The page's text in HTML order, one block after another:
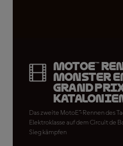
MotoE™
Monster
Grand
Das zweite MotoE™-Rennen des
Elektroklasse auf dem Circuit de
Sieg kämpfen